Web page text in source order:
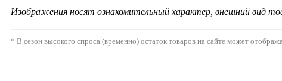
Изображения носят ознакомительный характер, внешний вид
* В сезон высокого спроса (временно) остаток товаров на сайте может